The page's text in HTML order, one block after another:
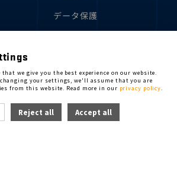
データ保護
that we give you the best experience on our website.
your settings, we'll assume that you are
from this website. Read more in our privacy policy.
Reject all Accept all